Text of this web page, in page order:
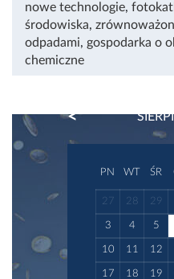
nowe technologie,
środowiska,
odpadami, gospodarka o
chemiczne
PREVIOUS
PN WT ŚR
27 28 29
3 4 5
10 11 12
17 18 19